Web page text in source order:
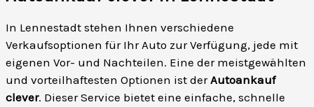
In Lennestadt stehen Ihnen verschiedene
Verkaufsoptionen für Ihr Auto zur Verfügung, jede mit
eigenen Vor- und Nachteilen. Eine der meistgewählten
und vorteilhaftesten Optionen ist derAutoankauf
clever. Dieser Service bietet eine einfache, schnelle